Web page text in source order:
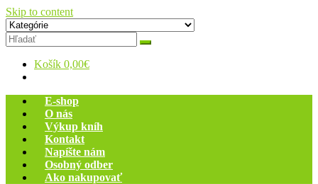
Skip to content
Zelený dom
Antikvariát
Košík 0,00€
E-shop
O nás
Výkup kníh
Kontakt
Napíšte nám
Osobný odber
Ako nakupovať